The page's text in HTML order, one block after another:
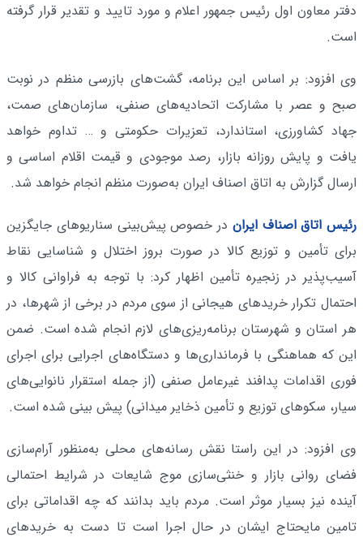
دفتر معاون اول رئیس جمهور اعلام و مورد تایید و تقدیر قرار گرفته
است.
وی افزود: بر اساس این برنامه، گشت‌های بازرسی منظم در نوبت
صبح و عصر با مشارکت اتحادیه‌های صنفی، سازمان‌های صمت،
جهاد کشاورزی، استاندارد، تعزیرات حکومتی و … تداوم خواهد
یافت و پایش روزانه بازار، رصد موجودی و قیمت اقلام اساسی و
ارسال گزارش به اتاق اصناف ایران به‌صورت منظم انجام خواهد شد.
رئیس اتاق اصناف ایران در خصوص پیش‌بینی سناریوهای جایگزین
برای تأمین و توزیع کالا در صورت بروز اختلال و شناسایی نقاط
آسیب‌پذیر در زنجیره تأمین اظهار کرد: با توجه به فراوانی کالا و
احتمال تکرار خریدهای هیجانی از سوی مردم در برخی از شهرها، در
هر استان و شهرستان برنامه‌ریزی‌های لازم انجام شده است. ضمن
این که هماهنگی با فرمانداری‌ها و دستگاه‌های اجرایی برای اجرای
فوری اقدامات پدافند غیرعامل صنفی (از جمله استقرار نانوایی‌های
سیار، سکوهای توزیع و تأمین ذخایر میدانی) پیش بینی شده است.
وی افزود: در این راستا نقش رسانه‌های محلی به‌منظور آرام‌سازی
فضای روانی بازار و خنثی‌سازی موج شایعات در شرایط احتمالی
آینده نیز بسیار موثر است. مردم باید بدانند که چه اقداماتی برای
تامین مایحتاج ایشان در حال اجرا است تا دست به خریدهای